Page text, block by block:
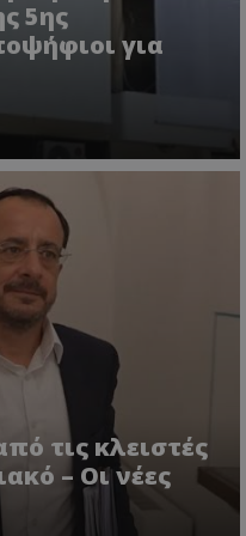
5ης
για
τις κλειστές
– Οι νέες
YouTube
.youtube.com